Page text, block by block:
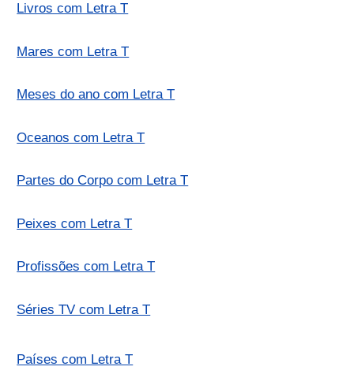
Livros com Letra T
Mares com Letra T
Meses do ano com Letra T
Oceanos com Letra T
Partes do Corpo com Letra T
Peixes com Letra T
Profissões com Letra T
Séries TV com Letra T
Países com Letra T